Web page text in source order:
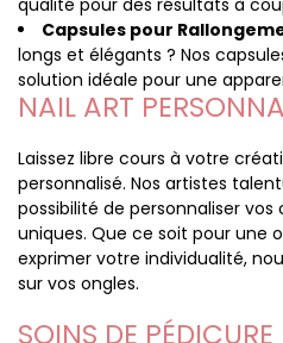
qualité pour des résultats à
Capsules pour
longs et élégants ? Nos
solution idéale pour une
NAIL ART
Laissez libre cours à votre
personnalisé. Nos artistes
possibilité de personnaliser vos
uniques. Que ce soit pour une
exprimer votre individualité,
sur vos ongles.
SOINS DE PÉDICURE